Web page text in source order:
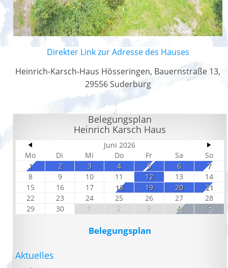
Direkter Link zur Adresse des Hauses
Heinrich-Karsch-Haus Hösseringen, Bauernstraße 13,
29556 Suderburg
Belegungsplan
Heinrich Karsch Haus
Juni 2026
Mo
Di Mi Do Fr Sa
So
1
2 3 4 5 6
7
8
9 10 11 12 13
14
15
16 17 18 19 20
21
22
23 24 25 26 27
28
29
30 1 2 3 4 5
Belegungsplan
Aktuelles